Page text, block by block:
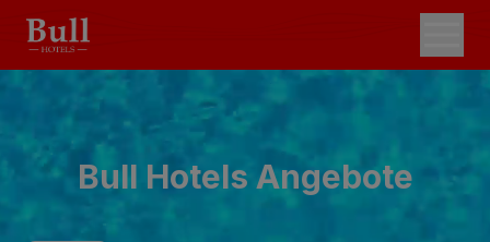
Bull Hotels Angebote